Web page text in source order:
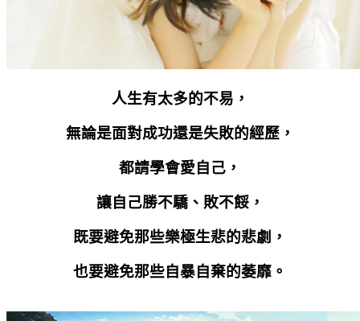
人生有太多的不易，
無論是面對成功還是失敗的經歷，
都請學會愛自己，
讓自己勝不驕、敗不餒，
既要避免那些樂極生悲的悲劇，
也要避免那些自暴自棄的萎靡。